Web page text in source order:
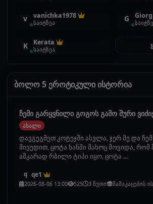
v vanichka1978
საიტზეა G
K Kerata
საიტზეა
ბოლო 5 ეროტიკული ისტორია
ჩემი გარყვნილი გოგოს გამო შური
ახალი
დავგეგმეთ კოტეჯში ასვლა, ჯერ მე და
მივედით, ცოტა ხანში მახოც მოვიდა, რომ
აშკარად რბილი ტიპი იყო, ცოტა ...
q qe1
2026-08-06 13:00 525 3 წუთი მამაკაცების